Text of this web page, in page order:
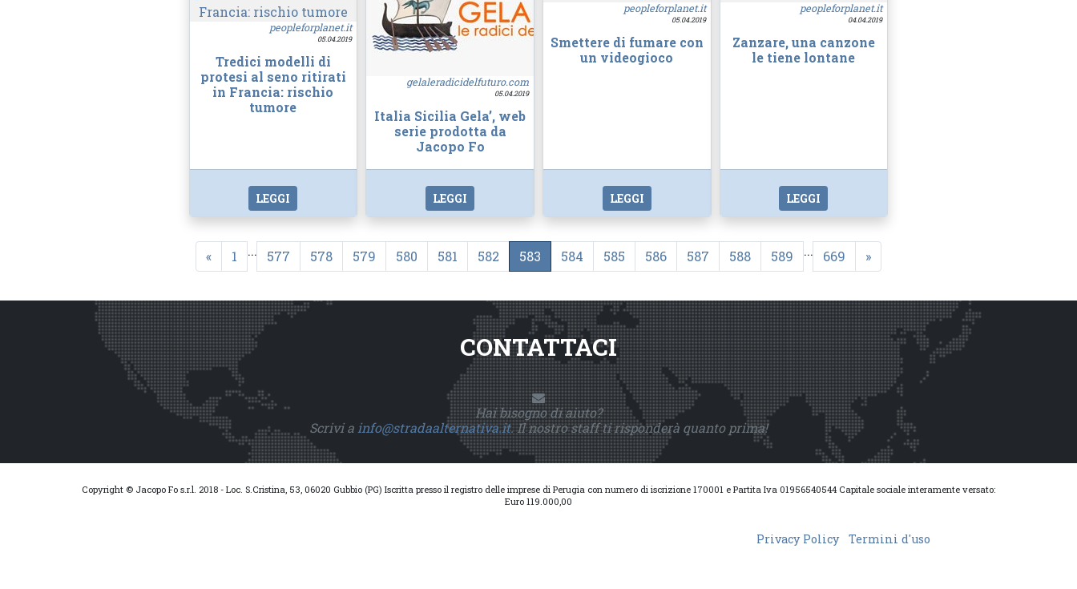
peopleforplanet.it
05.04.2019
Tredici modelli di
protesi al seno ritirati
in Francia: rischio
tumore
LEGGI
gelaleradicidelfuturo.com
05.04.2019
Italia Sicilia Gela’, web
serie prodotta da
Jacopo Fo
LEGGI
peopleforplanet.it
05.04.2019
Smettere di fumare con
un videogioco
LEGGI
peopleforplanet.it
04.04.2019
Zanzare, una canzone
le tiene lontane
LEGGI
« 1 ... 577 578 579 580 581 582 583 584 585 586 587 588 589 ... 669 »
CONTATTACI
Hai bisogno di aiuto?
Scrivi a info@stradaalternativa.it. Il nostro staff ti risponderà quanto prima!
Copyright © Jacopo Fo s.r.l. 2018 - Loc. S.Cristina, 53, 06020 Gubbio (PG) Iscritta presso il registro delle imprese di Perugia con numero di iscrizione 170001 e Partita Iva 01956540544 Capitale sociale interamente versato:
Euro 119.000,00
Privacy Policy Termini d'uso